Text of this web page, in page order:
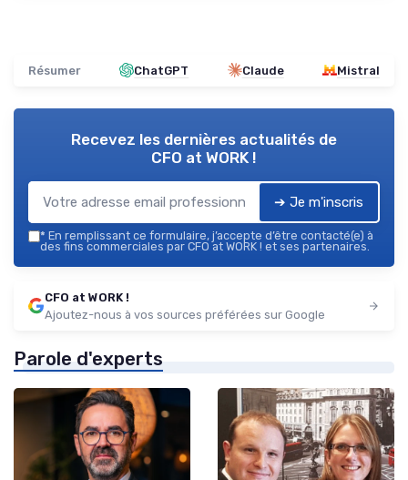
Résumer ChatGPT Claude Mistral
Recevez les dernières actualités de
CFO at WORK !
➔ Je m'inscris
* En remplissant ce formulaire, j’accepte d’être contacté(e) à
des fins commerciales par CFO at WORK ! et ses partenaires.
CFO at WORK !
Ajoutez-nous à vos sources préférées sur Google
Parole d'experts